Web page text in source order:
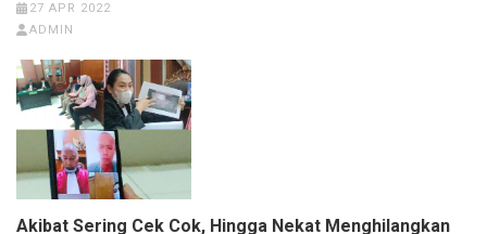
27 APR 2022
ADMIN
Akibat Sering Cek Cok, Hingga Nekat Menghilangkan